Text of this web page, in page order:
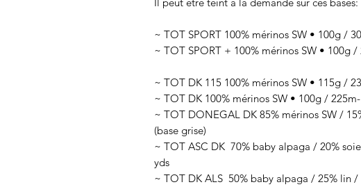
~ TOT SPORT 100% mérinos SW • 100g /
~ TOT SPORT + 100% mérinos SW • 100g /
~ TOT DK 115 100% mérinos SW • 115g /
~ TOT DK 100% mérinos SW • 100g /
~ TOT DONEGAL DK 85% mérinos SW /
(base grise)
~ TOT ASC DK 70% baby alpaga / 20%
yds
~ TOT DK ALS 50% baby alpaga / 25% lin /